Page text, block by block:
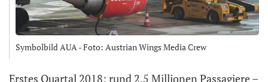
Symbolbild AUA - Foto: Austrian Wings Media Crew
Erstes Quartal 2018: rund 2,5 Millionen Passagiere –